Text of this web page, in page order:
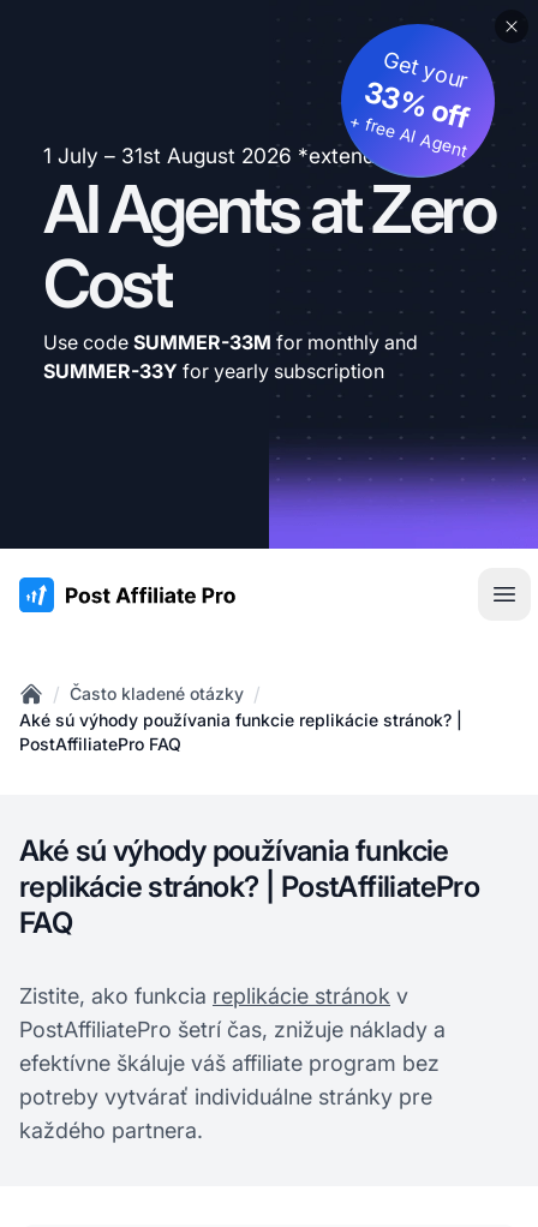
1 July – 31st August 2026 *extended
AI Agents at Zero
Cost
Get your
33% off
+ free AI Agent
Use code SUMMER-33M for monthly and
SUMMER-33Y for yearly subscription
:site.title
Home
/ Často kladené otázky /
Aké sú výhody používania funkcie replikácie stránok? |
PostAffiliatePro FAQ
Aké sú výhody používania funkcie
replikácie stránok? | PostAffiliatePro
FAQ
Zistite, ako funkcia replikácie stránok v
PostAffiliatePro šetrí čas, znižuje náklady a
efektívne škáluje váš affiliate program bez
potreby vytvárať individuálne stránky pre
každého partnera.